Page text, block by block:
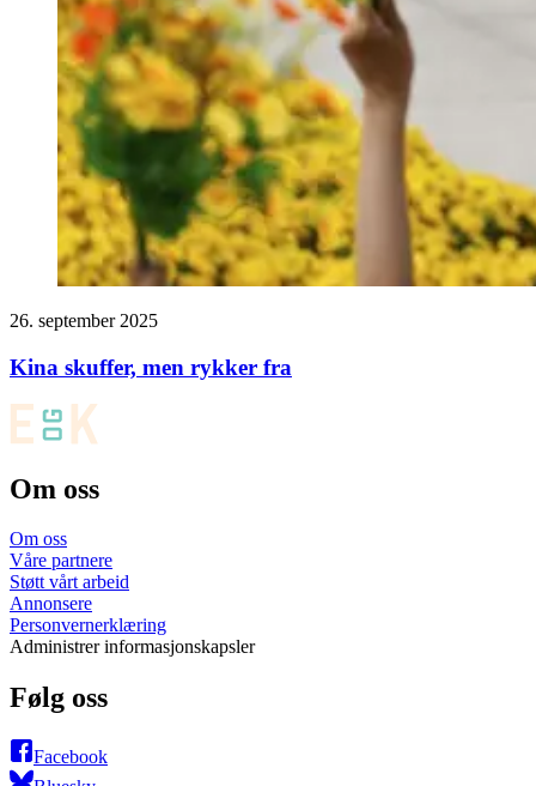
26. september 2025
Kina skuffer, men rykker fra
Om oss
Om oss
Våre partnere
Støtt vårt arbeid
Annonsere
Personvernerklæring
Administrer informasjonskapsler
Følg oss
Facebook